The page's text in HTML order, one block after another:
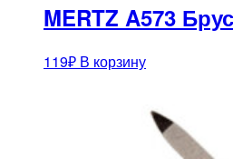
MERTZ A573
119₽ В корзину